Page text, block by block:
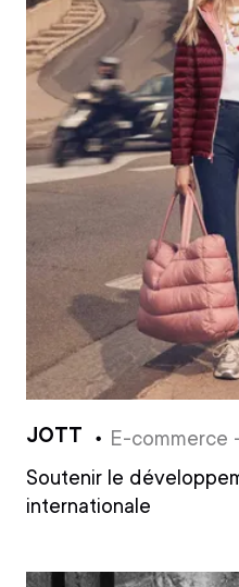
JOTT
Soutenir le
internationale